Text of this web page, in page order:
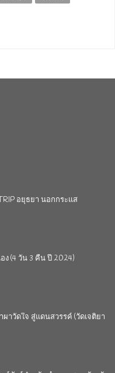
อยุธยา นอกกระแส
ง (4 วัน 3 คืน ปี 2024)
าวัดใจ สู่แดนสวรรค์ (วัดเจติยา